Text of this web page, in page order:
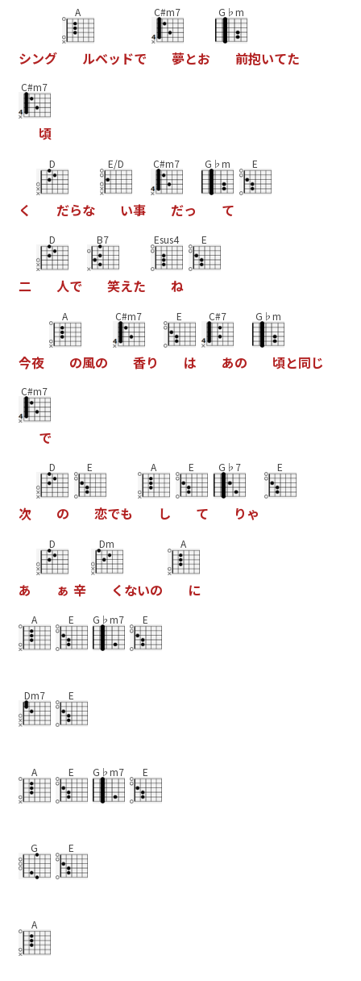
シング
A
ルベッ ドで
C#m7
夢とお
G♭m
前抱いてた
C#m7
頃
く
D
だらな
E/D
い事
C#m7
だっ
G♭m
て
E
二
D
人で
B7
笑えた
Esus4
ね
E
今夜
A
の風の
C#m7
香り
E
は
C#7
あの
G♭m
頃と同じ
C#m7
で
次
D
の
E
恋でも
A
し
E
て
G♭7
り ゃ
E
あ
D
ぁ 辛
Dm
く ないの
A
に
A E G♭m7 E
Dm7 E
A E G♭m7 E
G E
A